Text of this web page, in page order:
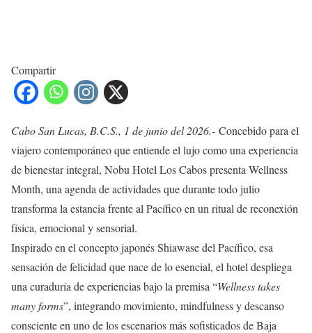
Compartir
Cabo San Lucas, B.C.S., 1 de junio del 2026.- Concebido para el
viajero contemporáneo que entiende el lujo como una experiencia
de bienestar integral, Nobu Hotel Los Cabos presenta Wellness
Month, una agenda de actividades que durante todo julio
transforma la estancia frente al Pacífico en un ritual de reconexión
física, emocional y sensorial.
Inspirado en el concepto japonés Shiawase del Pacífico, esa
sensación de felicidad que nace de lo esencial, el hotel despliega
una curaduría de experiencias bajo la premisa “Wellness takes
many forms”, integrando movimiento, mindfulness y descanso
consciente en uno de los escenarios más sofisticados de Baja